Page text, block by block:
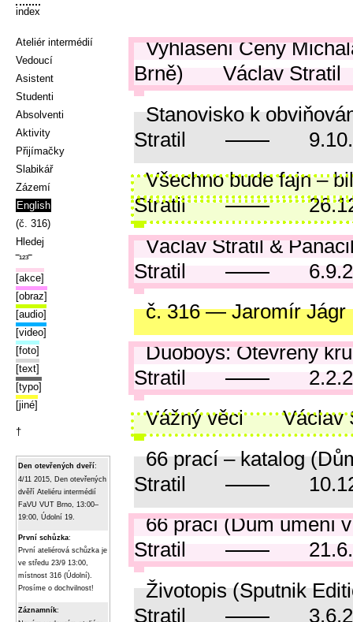
index
Ateliér intermédií
Vedoucí
Asistent
Studenti
Absolventi
Aktivity
Přijímačky
Slabikář
Zázemí
English
(č. 316)
Hledej
‾¹²³‾
[akce]
[obraz]
[audio]
[video]
[foto]
[text]
[typo]
[jiné]
†
Den otevřených dveří:
4/11 2015, Den otevřených
dvěří Ateliéru intermédií
FaVU VUT Brno, 13:00–
19:00, Údolní 19.
První schůzka:
První ateliérová schůzka je
ve středu 23/9 13:00,
místnost 316 (Údolní).
Prosíme o dochvilnost!
Záznamník:
Vyhlášení Ceny
Brně)
Václav Stratil
Stanovisko k
Stratil
Všechno bude fajn –
Stratil
Václav Stratil &
Stratil
č. 316 — Jaromír Jágr
Duoboys: Otevřený
Stratil
Vážný věci
Václav
66 prací – katalog
Stratil
66 prací (Dům umění
Stratil
Životopis (Sputnik
Stratil